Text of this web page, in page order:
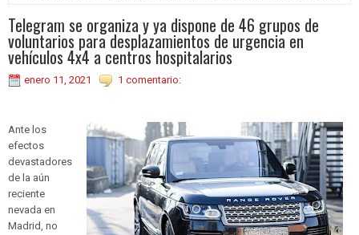
Telegram se organiza y ya dispone de 46 grupos de
voluntarios para desplazamientos de urgencia en
vehículos 4x4 a centros hospitalarios
enero 11, 2021 1 comentario:
Ante los
efectos
devastadores
de la aún
reciente
nevada en
Madrid, no